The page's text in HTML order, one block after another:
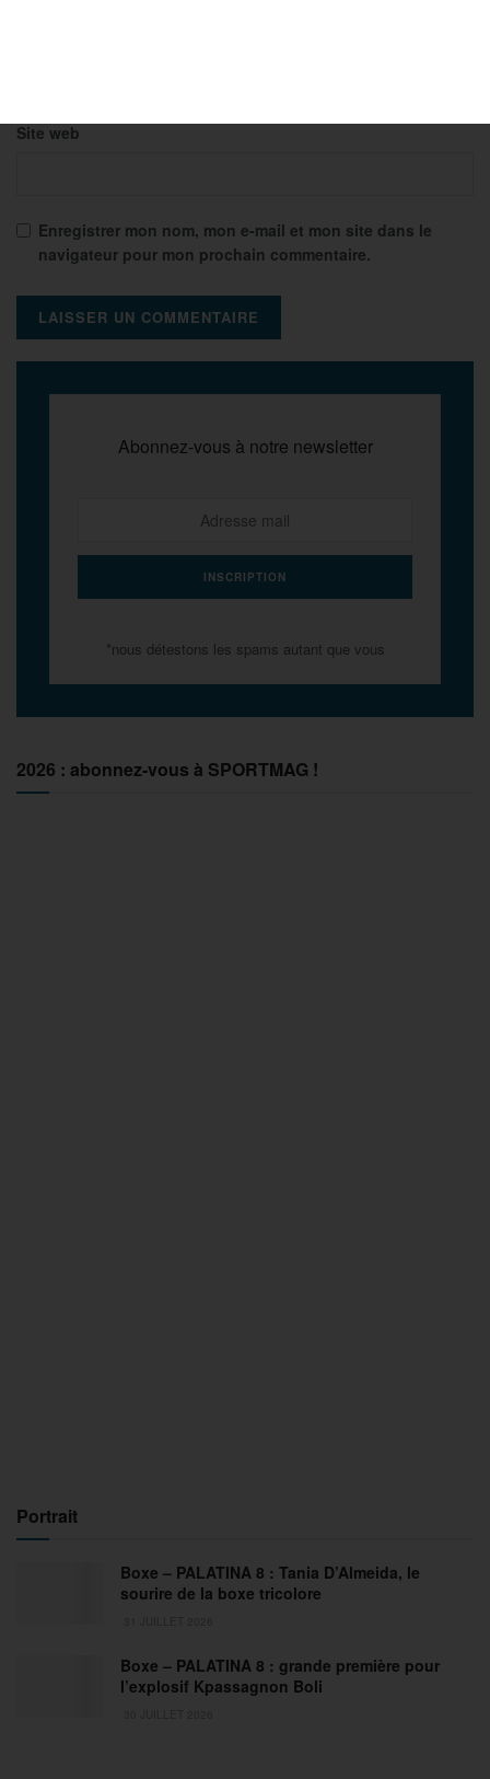
Site web
Enregistrer mon nom, mon e-mail et mon site dans le
navigateur pour mon prochain commentaire.
Abonnez-vous à notre newsletter
*nous détestons les spams autant que vous
2026 : abonnez-vous à SPORTMAG !
Portrait
Boxe – PALATINA 8 : Tania D’Almeida, le
sourire de la boxe tricolore
Boxe – PALATINA 8 : grande première pour
l’explosif Kpassagnon Boli